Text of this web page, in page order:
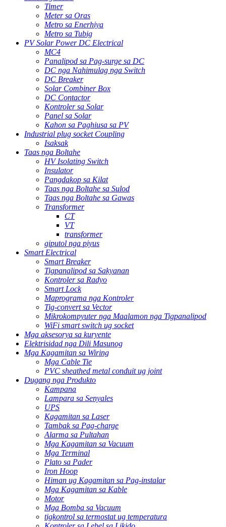
Timer
Meter sa Oras
Metro sa Enerhiya
Metro sa Tubig
PV Solar Power DC Electrical
MC4
Panalipod sa Pag-surge sa DC
DC nga Nahimulag nga Switch
DC Breaker
Solar Combiner Box
DC Contactor
Kontroler sa Solar
Panel sa Solar
Kahon sa Paghiusa sa PV
Industrial plug socket Coupling
Isaksak
Taas nga Boltahe
HV Isolating Switch
Insulator
Pangdakop sa Kilat
Taas nga Boltahe sa Sulod
Taas nga Boltahe sa Gawas
Transformer
CT
VT
transformer
giputol nga piyus
Smart Electrical
Smart Breaker
Tigpanalipod sa Sakyanan
Kontroler sa Radyo
Smart Lock
Maprograma nga Kontroler
Tig-convert sa Vector
Mikrokompyuter nga Maalamon nga Tigpanalipod
WiFi smart switch ug socket
Mga aksesorya sa kuryente
Elektrisidad nga Dili Masunog
Mga Kagamitan sa Wiring
Mga Cable Tie
PVC sheathed metal conduit ug joint
Dugang nga Produkto
Kampana
Lampara sa Senyales
UPS
Kagamitan sa Laser
Tambak sa Pag-charge
Alarma sa Pultahan
Mga Kagamitan sa Vacuum
Mga Terminal
Plato sa Pader
Iron Hoop
Himan ug Kagamitan sa Pag-instalar
Mga Kagamitan sa Kable
Motor
Mga Bomba sa Vacuum
tigkontrol sa termostat ug temperatura